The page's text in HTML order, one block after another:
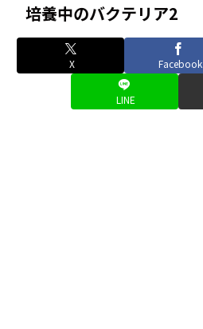
培養中のバクテリア2
X Facebook
LINE